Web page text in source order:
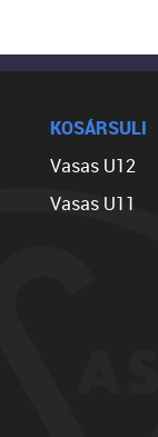
KOSÁRSULI
Vasas U12
Vasas U11